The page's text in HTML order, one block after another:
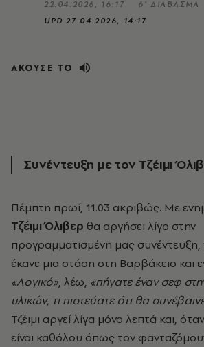
22.04.2026, 16:17
6’ ΔΙΑΒΑΣΜΑ
UPD27.04.2026, 14:17
ΑΚΟΥΣΕ ΤΟ
Συνέντευξη με τον Τζέιμι
Πέμπτη πρωί, 11.03 ακριβώς. Με
Τζέιμι Όλιβερ θα αργήσει λίγο στην
προγραμματισμένη μας συνέντευξη,
έκανε μια στάση στη Βαρβάκειο και
«Λογικό», λέω, «πήγατε έναν σεφ
υλικών, τι πιστεύατε ότι θα
Τζέιμι αργεί λίγα μόνο λεπτά και,
είναι καθόλου όπως τον